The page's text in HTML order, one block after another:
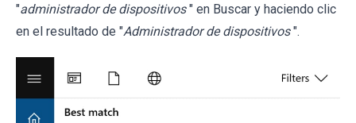
"administrador de dispositivos " en Buscar y haciendo clic
en el resultado de "Administrador de dispositivos ".